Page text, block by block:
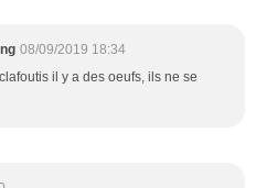
08/09/2019 18:34
il y a des oeufs, ils ne se